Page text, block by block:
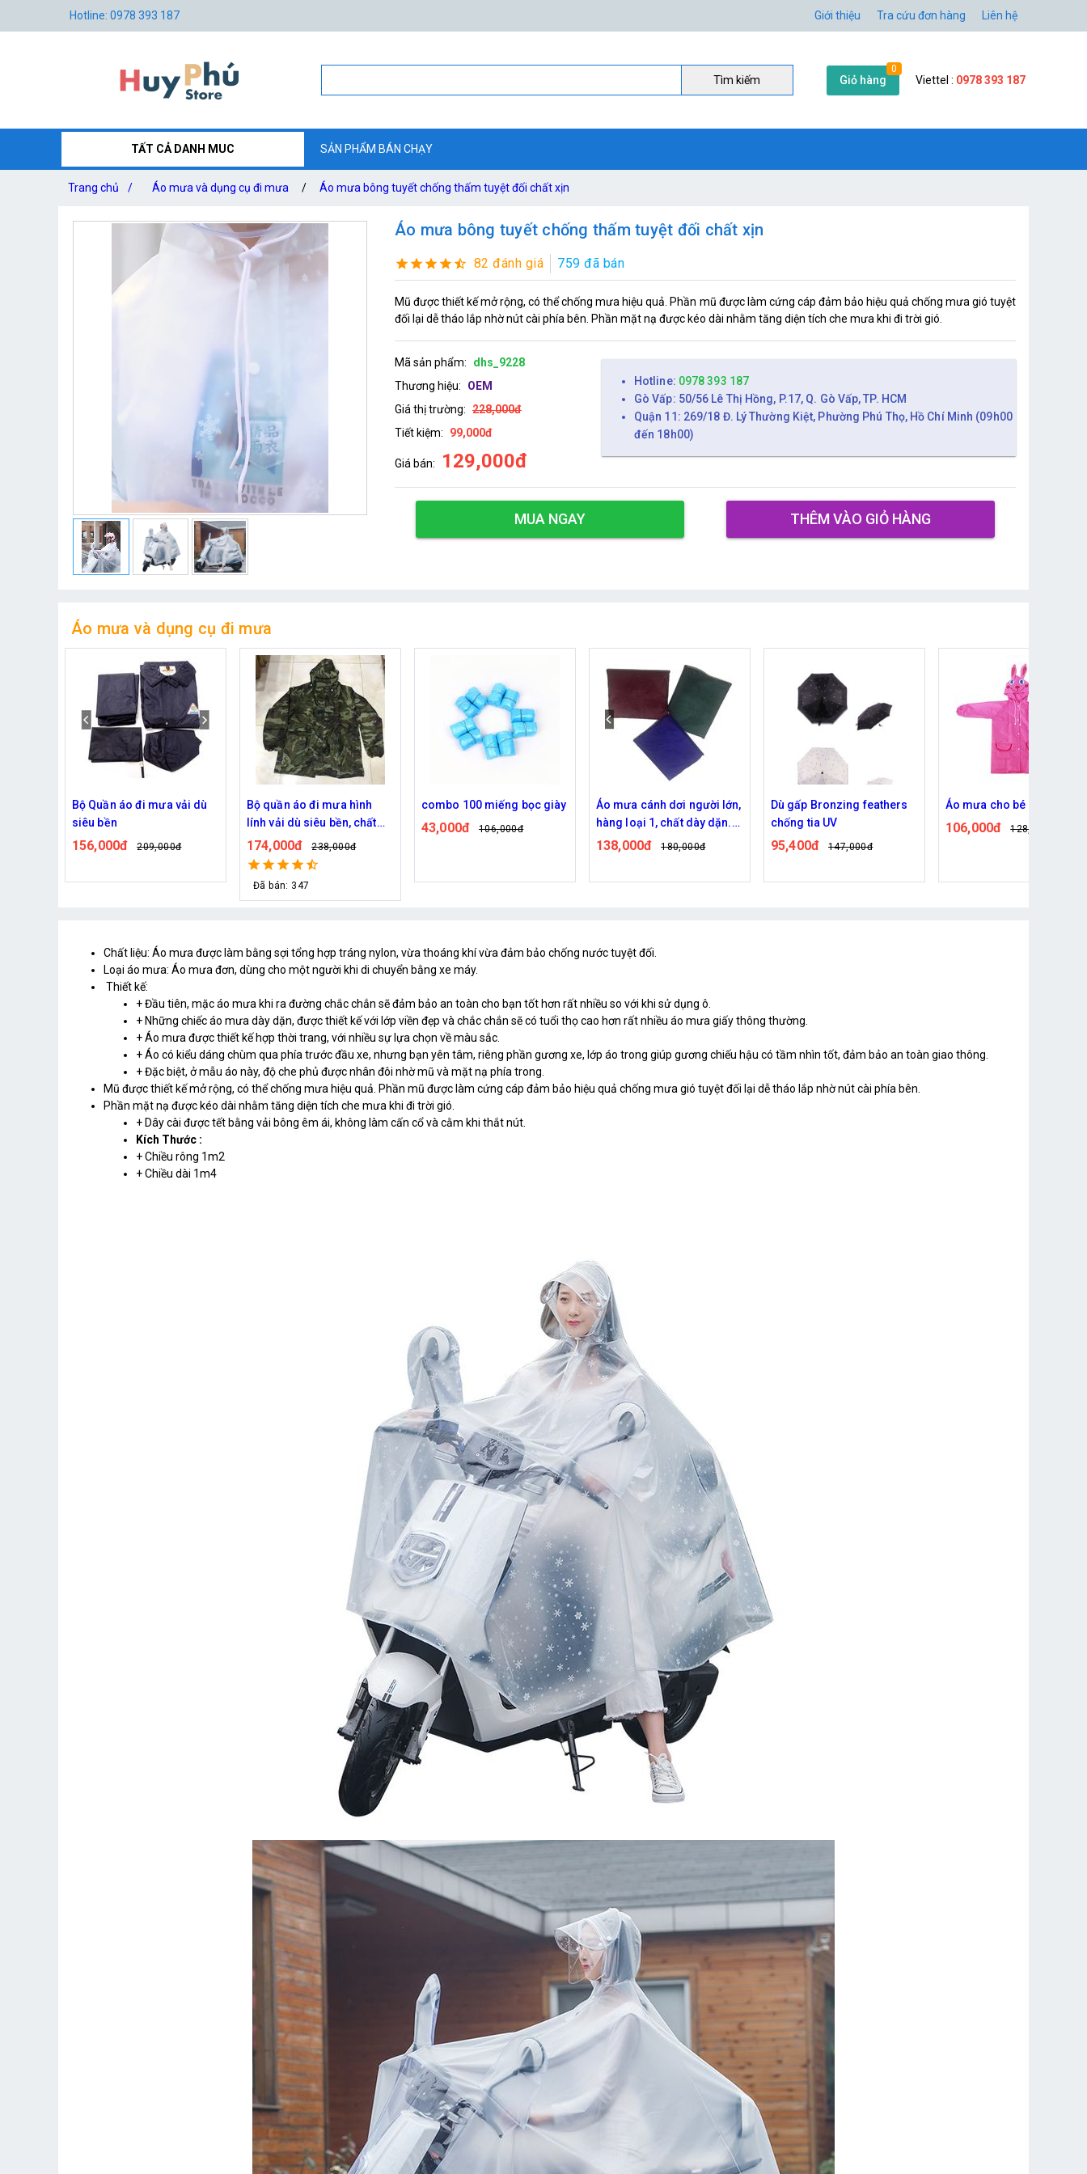
Hotline: 0978 393 187 Giới thiệu Tra cứu đơn hàng Liên hệ
Tìm kiếm Giỏ hàng
0
Viettel : 0978 393 187
TẤT CẢ DANH MUC SẢN PHẨM BÁN CHẠY
Trang chủ / Áo mưa và dụng cụ đi mưa / Áo mưa bông tuyết chống thấm tuyệt đối chất xịn
Áo mưa bông tuyết chống thấm tuyệt đối chất xịn
82 đánh giá 759 đã bán
Mũ được thiết kế mở rộng, có thể chống mưa hiệu quả. Phần mũ được làm cứng cáp đảm bảo hiệu quả chống mưa gió tuyệt
đối lại dễ tháo lắp nhờ nút cài phía bên. Phần mặt nạ được kéo dài nhằm tăng diện tích che mưa khi đi trời gió.
Mã sản phẩm:
dhs_9228
Thương hiệu:
OEM
Giá thị trường: 228,000đ
Tiết kiệm:
99,000đ
Giá bán: 129,000đ
Hotline: 0978 393 187
Gò Vấp: 50/56 Lê Thị Hồng, P.17, Q. Gò Vấp, TP. HCM
Quận 11: 269/18 Đ. Lý Thường Kiệt, Phường Phú Thọ, Hồ Chí Minh (09h00
đến 18h00)
MUA NGAY THÊM VÀO GIỎ HÀNG
Áo mưa và dụng cụ đi mưa
Bộ quần áo đi mưa hình
lính vải dù siêu bền, chất
liệu vải cao cấp, chống
174,000đ 238,000đ
Đã bán: 347
combo 100 miếng bọc giày
43,000đ 106,000đ
Áo mưa cánh dơi người lớn,
hàng loại 1, chất dày dặn.
Dù gấp Bronzing feathers
chống tia UV
95,400đ 147,000đ
Áo mưa cho bé hình thú
106,000đ
Áo mưa eva
54,000đ 133,000đ
Chất liệu: Áo mưa được làm bằng sợi tổng hợp tráng nylon, vừa thoáng khí vừa đảm bảo chống nước tuyệt đối.
Loại áo mưa: Áo mưa đơn, dùng cho một người khi di chuyển bằng xe máy.
Thiết kế:
+ Đầu tiên, mặc áo mưa khi ra đường chắc chắn sẽ đảm bảo an toàn cho bạn tốt hơn rất nhiều so với khi sử dụng ô.
+ Những chiếc áo mưa dày dặn, được thiết kế với lớp viền đẹp và chắc chắn sẽ có tuổi thọ cao hơn rất nhiều áo mưa giấy thông thường.
+ Áo mưa được thiết kế hợp thời trang, với nhiều sự lựa chọn về màu sắc.
+ Áo có kiểu dáng chùm qua phía trước đầu xe, nhưng bạn yên tâm, riêng phần gương xe, lớp áo trong giúp gương chiếu hậu có tầm nhìn tốt, đảm bảo an toàn giao thông.
+ Đặc biệt, ở mẫu áo này, độ che phủ được nhân đôi nhờ mũ và mặt nạ phía trong.
Mũ được thiết kế mở rộng, có thể chống mưa hiệu quả. Phần mũ được làm cứng cáp đảm bảo hiệu quả chống mưa gió tuyệt đối lại dễ tháo lắp nhờ nút cài phía bên.
Phần mặt nạ được kéo dài nhằm tăng diện tích che mưa khi đi trời gió.
+ Dây cài được tết bằng vải bông êm ái, không làm cấn cổ và cằm khi thắt nút.
Kích Thước :
+ Chiều rông 1m2
+ Chiều dài 1m4